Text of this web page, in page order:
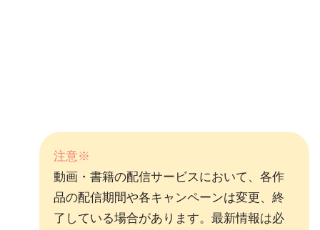
注意※
動画・書籍の配信サービスにおいて、各作
品の配信期間や各キャンペーンは変更、終
了している場合があります。最新情報は必